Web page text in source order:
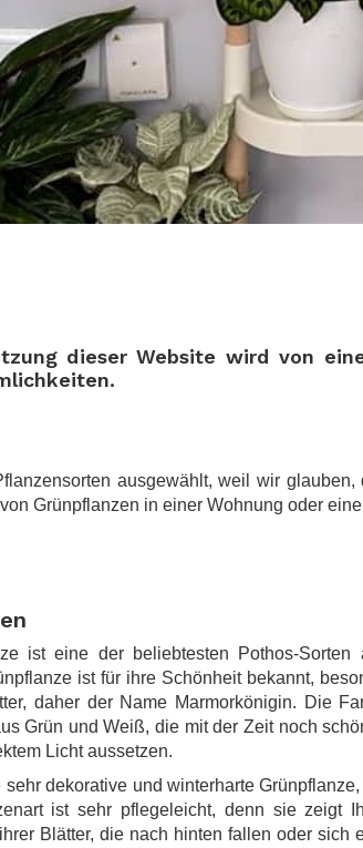
dieser Website wird von
ausgewählt, weil wir
Grünpflanzen in einer Wohnung oder
ist eine der beliebtesten Pothos-Sorten
ist für ihre Schönheit bekannt,
daher der Name Marmorkönigin. Die
Grün und Weiß, die mit der Zeit noch
Licht aussetzen.
sehr dekorative und winterharte
ist sehr pflegeleicht, denn sie zeigt
Blätter, die nach hinten fallen oder sich